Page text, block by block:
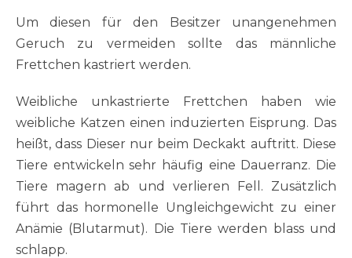
Um diesen für den Besitzer unangenehmen
Geruch zu vermeiden sollte das männliche
Frettchen kastriert werden.
Weibliche unkastrierte Frettchen haben wie
weibliche Katzen einen induzierten Eisprung. Das
heißt, dass Dieser nur beim Deckakt auftritt. Diese
Tiere entwickeln sehr häufig eine Dauerranz. Die
Tiere magern ab und verlieren Fell. Zusätzlich
führt das hormonelle Ungleichgewicht zu einer
Anämie (Blutarmut). Die Tiere werden blass und
schlapp.